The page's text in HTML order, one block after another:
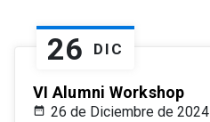
26 DIC
VI Alumni Workshop
26 de Diciembre de 2024